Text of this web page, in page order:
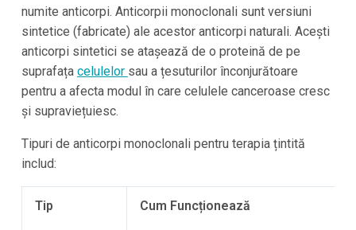
numite anticorpi. Anticorpii monoclonali sunt versiuni
sintetice (fabricate) ale acestor anticorpi naturali. Acești
anticorpi sintetici se atașează de o proteină de pe
suprafața celulelor sau a țesuturilor înconjurătoare
pentru a afecta modul în care celulele canceroase cresc
și supraviețuiesc.
Tipuri de anticorpi monoclonali pentru terapia țintită
includ:
Tip Cum Funcționează